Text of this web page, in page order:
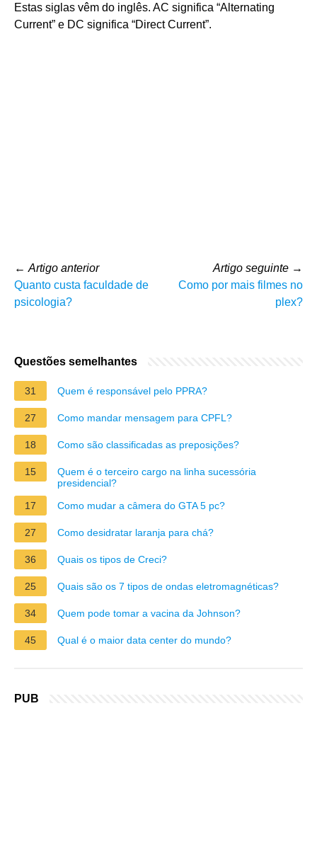
Estas siglas vêm do inglês. AC significa “Alternating
Current” e DC significa “Direct Current”.
← Artigo anterior
Quanto custa faculdade de
psicologia?
Artigo seguinte →
Como por mais filmes no
plex?
Questões semelhantes
31 Quem é responsável pelo PPRA?
27 Como mandar mensagem para CPFL?
18 Como são classificadas as preposições?
15
Quem é o terceiro cargo na linha sucessória
presidencial?
17
Como mudar a câmera do GTA 5 pc?
27 Como desidratar laranja para chá?
36 Quais os tipos de Creci?
25 Quais são os 7 tipos de ondas eletromagnéticas?
34 Quem pode tomar a vacina da Johnson?
45 Qual é o maior data center do mundo?
PUB